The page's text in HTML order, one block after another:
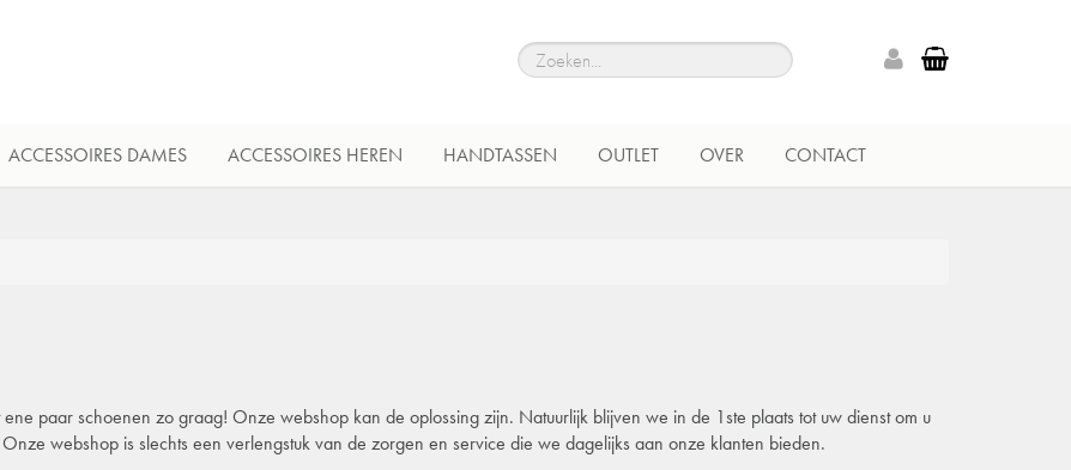
ACCESSOIRES DAMES ACCESSOIRES HEREN HANDTASSEN OUTLET OVER CONTACT
paar schoenen zo graag! Onze webshop kan de oplossing zijn. Natuurlijk blijven we in de 1ste plaats tot uw dienst om u
webshop is slechts een verlengstuk van de zorgen en service die we dagelijks aan onze klanten bieden.